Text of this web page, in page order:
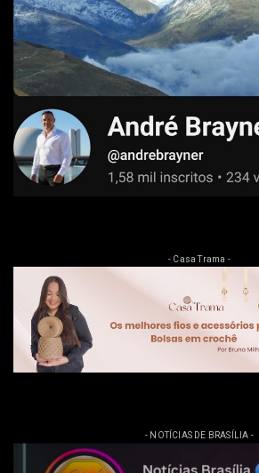
- Casa Trama -
- NOTÍCIAS DE BRASÍLIA -